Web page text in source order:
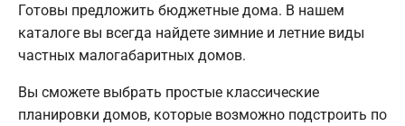
Готовы предложить бюджетные дома. В нашем
каталоге вы всегда найдете зимние и летние виды
частных малогабаритных домов.
Вы сможете выбрать простые классические
планировки домов, которые возможно подстроить по